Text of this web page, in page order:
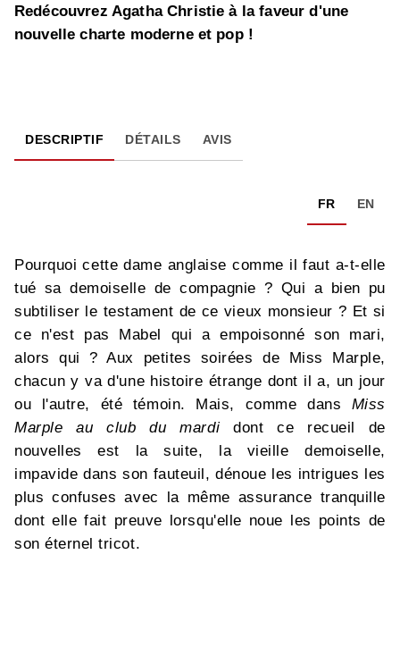
Redécouvrez Agatha Christie à la faveur d'une
nouvelle charte moderne et pop !
DESCRIPTIF DÉTAILS AVIS
FR EN
Pourquoi cette dame anglaise comme il faut a-t-elle
tué sa demoiselle de compagnie ? Qui a bien pu
subtiliser le testament de ce vieux monsieur ? Et si
ce n'est pas Mabel qui a empoisonné son mari,
alors qui ? Aux petites soirées de Miss Marple,
chacun y va d'une histoire étrange dont il a, un jour
ou l'autre, été témoin. Mais, comme dans Miss
Marple au club du mardi dont ce recueil de
nouvelles est la suite, la vieille demoiselle,
impavide dans son fauteuil, dénoue les intrigues les
plus confuses avec la même assurance tranquille
dont elle fait preuve lorsqu'elle noue les points de
son éternel tricot.